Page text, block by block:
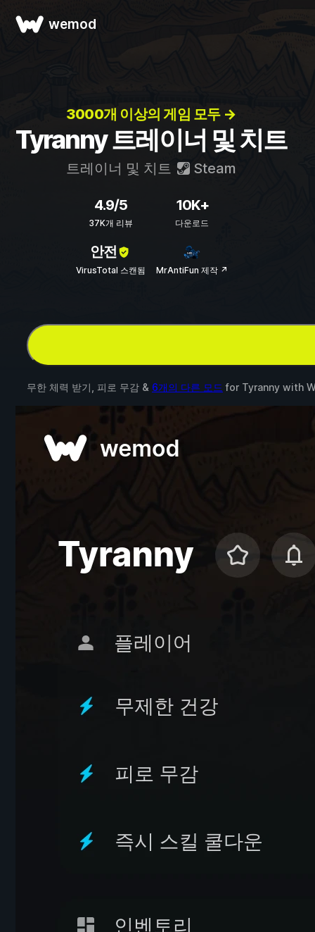
wemod
3000개 이상의 게임 모두 →
Tyranny 트레이너 및 치트
트레이너 및 치트 Steam
4.9/5
37K개 리뷰
10K+
다운로드
안전
VirusTotal 스캔됨 MrAntiFun 제작 ↗
무한 체력 받기, 피로 무감 & 6개의 다른 모드 for Tyranny with